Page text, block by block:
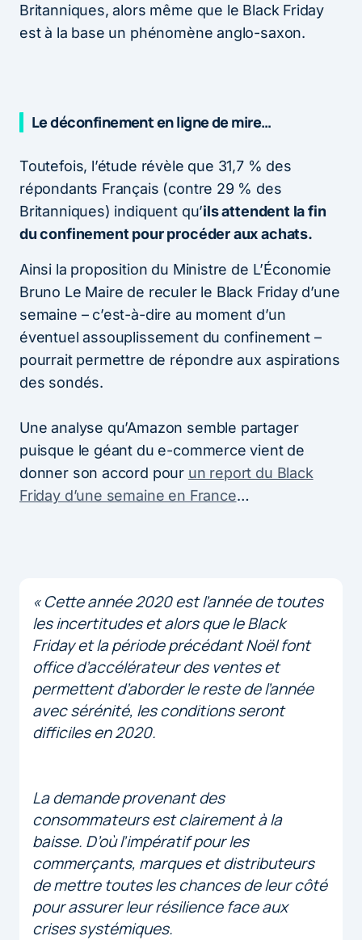
Britanniques, alors même que le Black Friday
est à la base un phénomène anglo-saxon.
Le déconfinement en ligne de mire…
Toutefois, l’étude révèle que 31,7 % des
répondants Français (contre 29 % des
Britanniques) indiquent qu’ils attendent la fin
du confinement pour procéder aux achats.
Ainsi la proposition du Ministre de L’Économie
Bruno Le Maire de reculer le Black Friday d’une
semaine – c’est-à-dire au moment d’un
éventuel assouplissement du confinement –
pourrait permettre de répondre aux aspirations
des sondés.
Une analyse qu’Amazon semble partager
puisque le géant du e-commerce vient de
donner son accord pour un report du Black
Friday d’une semaine en France…
« Cette année 2020 est l’année de toutes
les incertitudes et alors que le Black
Friday et la période précédant Noël font
office d’accélérateur des ventes et
permettent d’aborder le reste de l’année
avec sérénité, les conditions seront
difficiles en 2020.
La demande provenant des
consommateurs est clairement à la
baisse. D’où l’impératif pour les
commerçants, marques et distributeurs
de mettre toutes les chances de leur côté
pour assurer leur résilience face aux
crises systémiques.